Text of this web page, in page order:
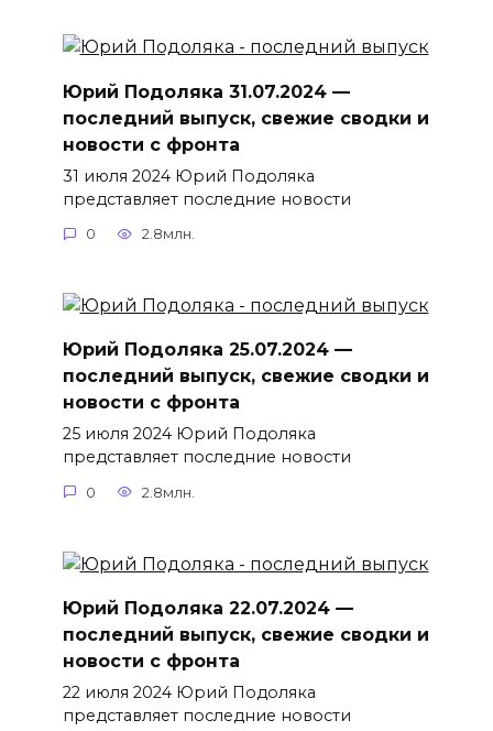
Юрий Подоляка 31.07.2024 —
последний выпуск, свежие сводки и
новости с фронта
31 июля 2024 Юрий Подоляка
представляет последние новости
0 2.8млн.
Юрий Подоляка 25.07.2024 —
последний выпуск, свежие сводки и
новости с фронта
25 июля 2024 Юрий Подоляка
представляет последние новости
0 2.8млн.
Юрий Подоляка 22.07.2024 —
последний выпуск, свежие сводки и
новости с фронта
22 июля 2024 Юрий Подоляка
представляет последние новости